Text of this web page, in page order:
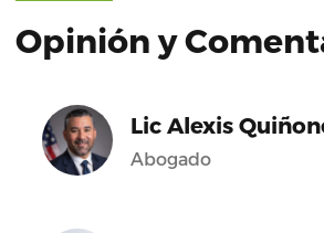
Opinión y
Lic Alexis
Abogado